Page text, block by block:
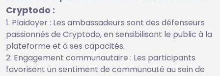
Cryptodo :
Plaidoyer : Les ambassadeurs sont des défenseurs
passionnés de Cryptodo, en sensibilisant le public à la
plateforme et à ses capacités.
Engagement communautaire : Les participants
favorisent un sentiment de communauté au sein de